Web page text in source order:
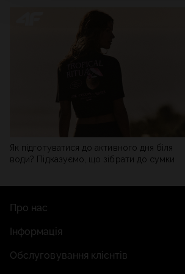
та в
Як підготуватися до активного дня біля
води? Підказуємо, що зібрати до сумки
Про нас
Інформація
Обслуговування клієнтів